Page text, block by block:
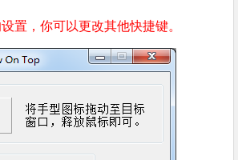
置，你可以更改其他快捷键。